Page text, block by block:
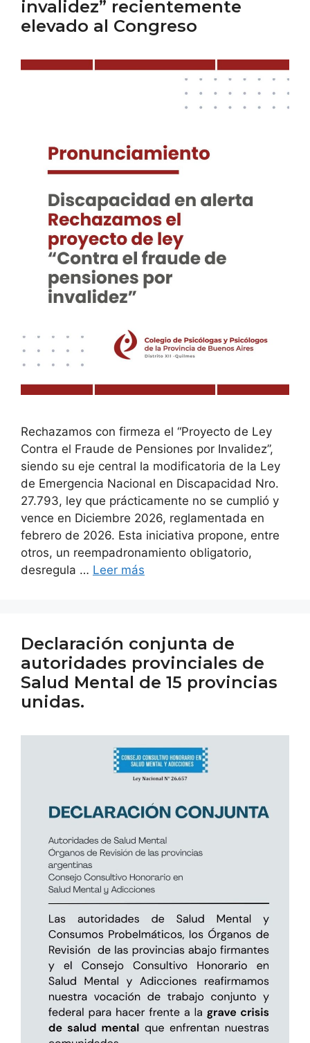
invalidez” recientemente
elevado al Congreso
Rechazamos con firmeza el “Proyecto de Ley
Contra el Fraude de Pensiones por Invalidez”,
siendo su eje central la modificatoria de la Ley
de Emergencia Nacional en Discapacidad Nro.
27.793, ley que prácticamente no se cumplió y
vence en Diciembre 2026, reglamentada en
febrero de 2026. Esta iniciativa propone, entre
otros, un reempadronamiento obligatorio,
desregula … Leer más
Declaración conjunta de
autoridades provinciales de
Salud Mental de 15 provincias
unidas.